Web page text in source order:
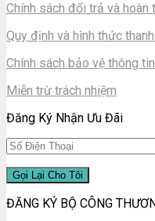
Chính sách đổi trả và hoàn
Quy định và hình thức
Chính sách bảo vệ thông
Miễn trừ trách nhiệm
Đăng Ký Nhận Ưu Đãi
ĐĂNG KÝ BỘ CÔNG